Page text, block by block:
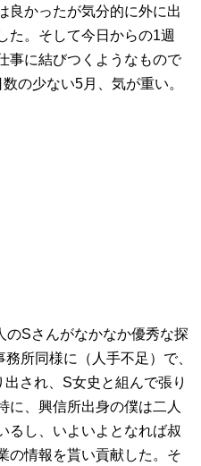
良かったが気分的に外に出
た。そして今日からの1週
事に結びつくようなもので
の少ない5月、気が重い。
のSさんがなかなか優秀な探
所同様に（人手不足）で、
され、S女史と組んで張り
に、興信所出身の僕は二人
るし、いよいよとなれば叔
の情報を貰い貢献した。そ